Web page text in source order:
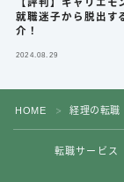
【評判】キャリエモ
就職迷子から脱出す
介！
2024.08.29
HOME ＞ 経理の転職
転職サービス